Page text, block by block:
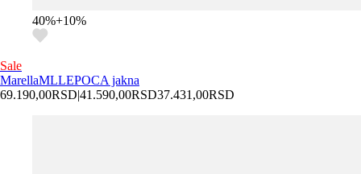
40%+10%
Sale
MarellaMLLEPOCA jakna
69.190,00RSD|41.590,00RSD37.431,00RSD